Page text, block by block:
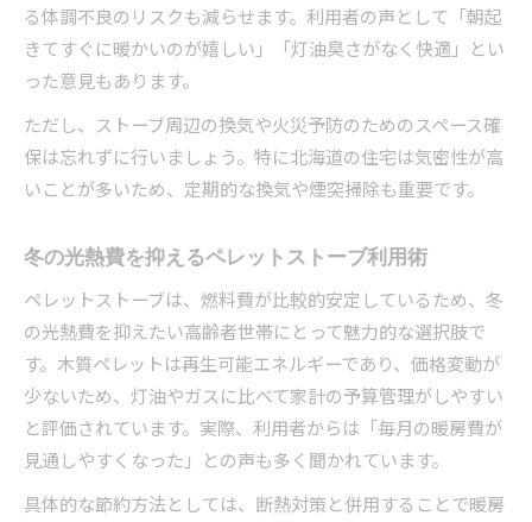
る体調不良のリスクも減らせます。利用者の声として「朝起
きてすぐに暖かいのが嬉しい」「灯油臭さがなく快適」とい
った意見もあります。
ただし、ストーブ周辺の換気や火災予防のためのスペース確
保は忘れずに行いましょう。特に北海道の住宅は気密性が高
いことが多いため、定期的な換気や煙突掃除も重要です。
冬の光熱費を抑えるペレットストーブ利用術
ペレットストーブは、燃料費が比較的安定しているため、冬
の光熱費を抑えたい高齢者世帯にとって魅力的な選択肢で
す。木質ペレットは再生可能エネルギーであり、価格変動が
少ないため、灯油やガスに比べて家計の予算管理がしやすい
と評価されています。実際、利用者からは「毎月の暖房費が
見通しやすくなった」との声も多く聞かれています。
具体的な節約方法としては、断熱対策と併用することで暖房